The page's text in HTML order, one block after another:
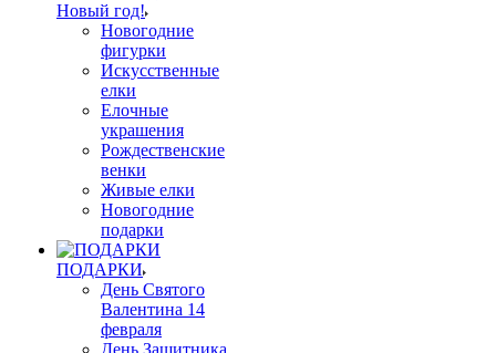
Новый год!
Новогодние
фигурки
Искусственные
елки
Елочные
украшения
Рождественские
венки
Живые елки
Новогодние
подарки
ПОДАРКИ
День Святого
Валентина 14
февраля
День Защитника